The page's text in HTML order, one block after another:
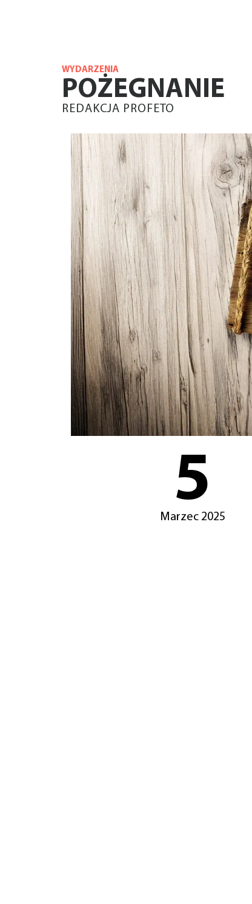
WYDARZENIA
POŻEGNANIE
REDAKCJA PROFETO
5
Marzec 2025